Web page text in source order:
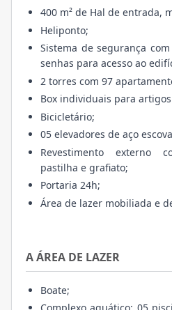
400 m² de Hal de entrada,
Heliponto;
Sistema de segurança
senhas para acesso ao
2 torres com 97
Box individuais para
Bicicletário;
05 elevadores de aço
Revestimento externo
pastilha e grafiato;
Portaria 24h;
Área de lazer mobiliada e
A ÁREA DE LAZER
Boate;